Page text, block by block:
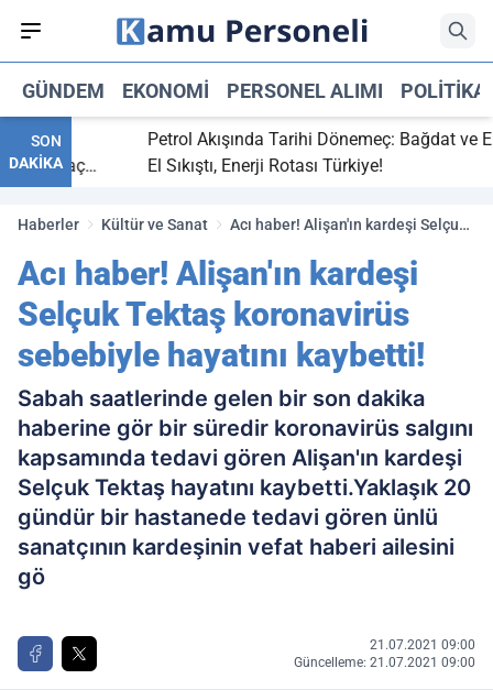
GÜNDEM EKONOMI PERSONEL ALIMI POLITIKA
SON
DAKİKA
maç
Petrol Akışında Tarihi Dönemeç: Bağdat ve Erbil
El Sıkıştı, Enerji Rotası Türkiye!
Haberler Kültür ve Sanat
Acı haber! Alişan'ın kardeşi Selçuk
hayatını kaybetti!
Acı haber! Alişan'ın kardeşi
Selçuk Tektaş koronavirüs
sebebiyle hayatını kaybetti!
Sabah saatlerinde gelen bir son dakika
haberine gör bir süredir koronavirüs salgını
kapsamında tedavi gören Alişan'ın kardeşi
Selçuk Tektaş hayatını kaybetti.Yaklaşık 20
gündür bir hastanede tedavi gören ünlü
sanatçının kardeşinin vefat haberi ailesini
gö
21.07.2021 09:00
Güncelleme: 21.07.2021 09:00